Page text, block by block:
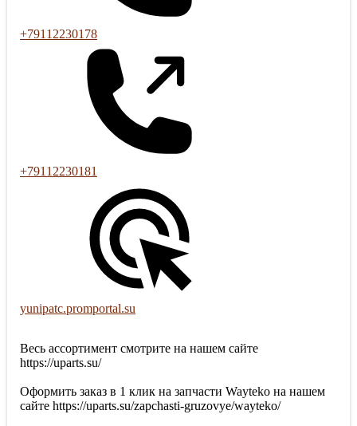
+79112230178
+79112230181
yunipatc.promportal.su
Весь ассортимент смотрите на нашем сайте
https://uparts.su/
Оформить заказ в 1 клик на запчасти Wayteko на нашем
сайте https://uparts.su/zapchasti-gruzovye/wayteko/